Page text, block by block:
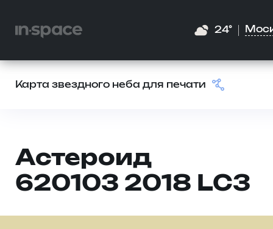
24°
Карта звездного неба для печати
Астероид
620103 2018 LC3